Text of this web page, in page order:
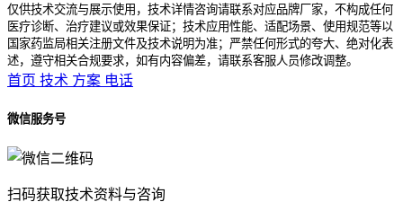
仅供技术交流与展示使用，技术详情咨询请联系对应品牌厂家，不构成任何
医疗诊断、治疗建议或效果保证；技术应用性能、适配场景、使用规范等以
国家药监局相关注册文件及技术说明为准；严禁任何形式的夸大、绝对化表
述，遵守相关合规要求，如有内容偏差，请联系客服人员修改调整。
首页 技术 方案 电话
微信服务号
扫码获取技术资料与咨询